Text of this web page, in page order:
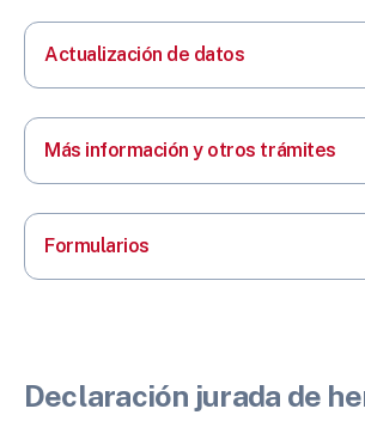
Actualización de datos
Más información y otros trámites
Formularios
Declaración jurada de